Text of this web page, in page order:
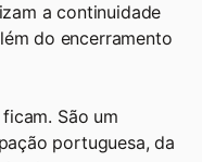
a continuidade
do encerramento
São um
portuguesa, da